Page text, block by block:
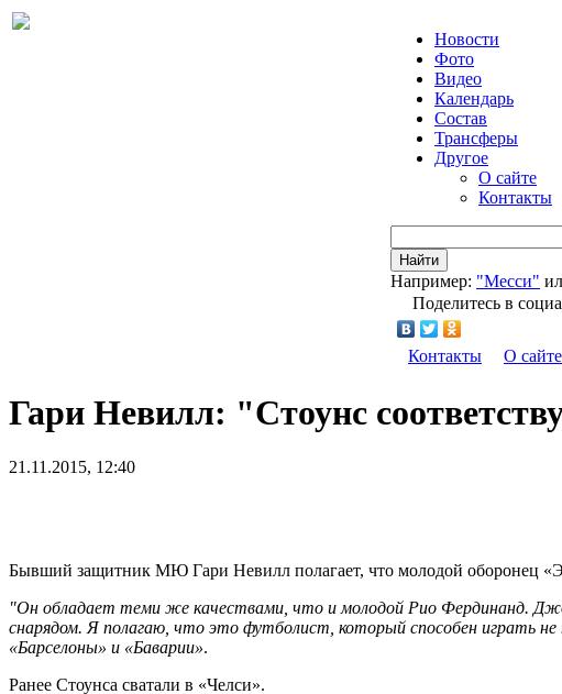
Новости
Фото
Видео
Календарь
Состав
Трансферы
Другое
О сайте
Контакты
Найти
Например: "Месси"
Поделитесь в
Контакты О сайте
Гари Невилл: "Стоунс
21.11.2015, 12:40
Бывший защитник МЮ Гари Невилл полагает, что молодой оборонец
"Он обладает теми же качествами, что и молодой Рио Фердинанд.
снарядом. Я полагаю, что это футболист, который способен играть
«Барселоны» и «Баварии».
Ранее Стоунса сватали в «Челси».